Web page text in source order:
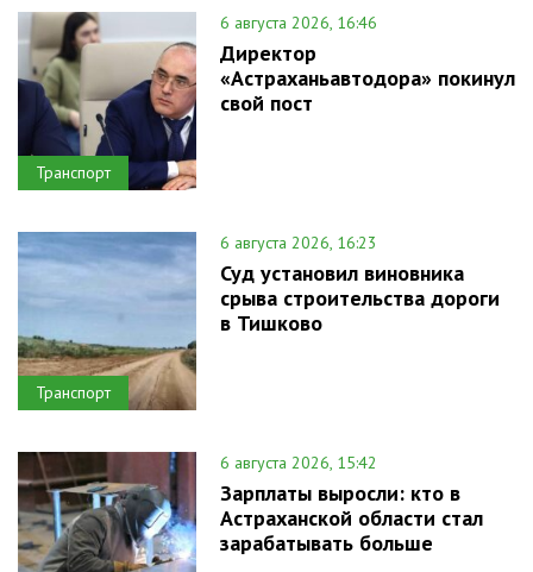
Транспорт
6 августа 2026, 16:46
Директор
«Астраханьавтодора» покинул
свой пост
Транспорт
6 августа 2026, 16:23
Суд установил виновника
срыва строительства дороги
в Тишково
6 августа 2026, 15:42
Зарплаты выросли: кто в
Астраханской области стал
зарабатывать больше